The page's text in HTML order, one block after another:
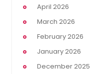
April 2026
March 2026
February 2026
January 2026
December 2025